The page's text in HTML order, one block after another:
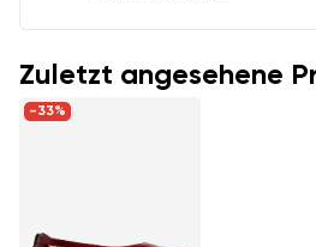
Zuletzt angesehene
-33%